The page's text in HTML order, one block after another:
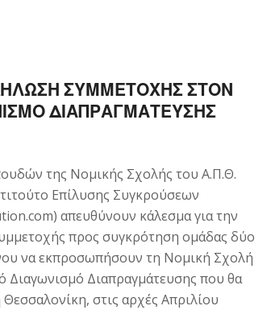
ΣΥΜΜΕΤΟΧΗΣ ΣΤΟΝ
ΔΙΑΠΡΑΓΜΑΤΕΥΣΗΣ
της Νομικής Σχολής του Α.Π.Θ.
Επίλυσης Συγκρούσεων
απευθύνουν κάλεσμα για την
προς συγκρότηση ομάδας δύο
να εκπροσωπήσουν τη Νομική Σχολή
Διαγωνισμό Διαπραγμάτευσης που θα
στις αρχές Απριλίου